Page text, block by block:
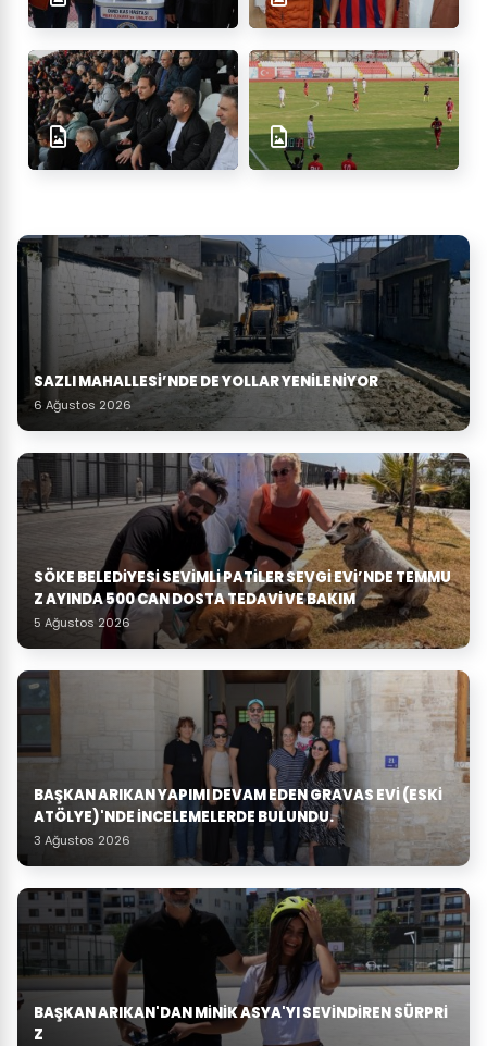
SAZLI MAHALLESİ’NDE DE YOLLAR YENİLENİYOR
6 Ağustos 2026
SÖKE BELEDIYESI SEVIMLI PATILER SEVGI EVI’NDE TEMMU
Z AYINDA 500 CAN DOSTA TEDAVI VE BAKIM
5 Ağustos 2026
BAŞKAN ARIKAN YAPIMI DEVAM EDEN GRAVAS EVI (ESKI
ATÖLYE)'NDE İNCELEMELERDE BULUNDU.
3 Ağustos 2026
BAŞKAN ARIKAN'DAN MINIK ASYA'YI SEVINDIREN SÜRPRI
Z